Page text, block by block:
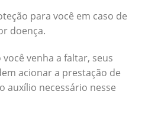
para você em caso de
doença.
você venha a faltar, seus
acionar a prestação de
auxílio necessário nesse